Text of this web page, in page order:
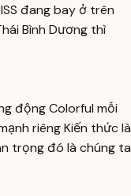
đang bay ở trên
Bình Dương thì
động Colorful mỗi
riêng Kiến thức là
trọng đó là chúng ta